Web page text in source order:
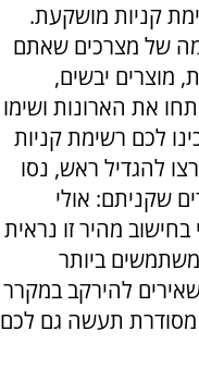
קניות מושקעת.
של מצרכים שאתם
מוצרים יבשים,
את הארונות ושימו
לכם רשימת קניות
להגדיל ראש, נסו
שקניתם: אולי
מהיר זו נראית
ביותר
להירקב במקרר
מסודרת תעשה גם לכם